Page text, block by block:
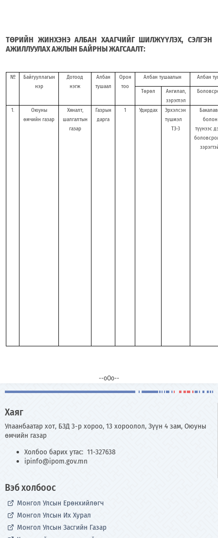
ТӨРИЙН ЖИНХЭНЭ АЛБАН ХААГЧИЙГ ШИЛЖҮҮЛЭХ, СЭЛГЭН
АЖИЛЛУУЛАХАЖЛЫН БАЙРНЫ ЖАГСААЛТ:
№
Байгууллагын
нэр
Дотоод
нэгж
Албан
тушаал
Орон
тоо
Албан тушаалын Албан
Төрөл
Ангилал,
зэрэглэл
1.
Оюуны
өмчийн газар
Хяналт,
шалгалтын
газар
Газрын
дарга
1 Удирдах
Эрхэлсэн
түшмэл
ТЗ-3
болон
түүнээс
--оОо--
Хаяг
Улаанбаатар хот, БЗД 3-р хороо, 13 хороолол, Зүүн 4 зам, Оюуны
өмчийн газар
Холбоо барих утас: 11-327638
ipinfo@ipom.gov.mn
Вэб холбоос
Монгол Улсын Ерөнхийлөгч
Монгол Улсын Их Хурал
Монгол Улсын Засгийн Газар